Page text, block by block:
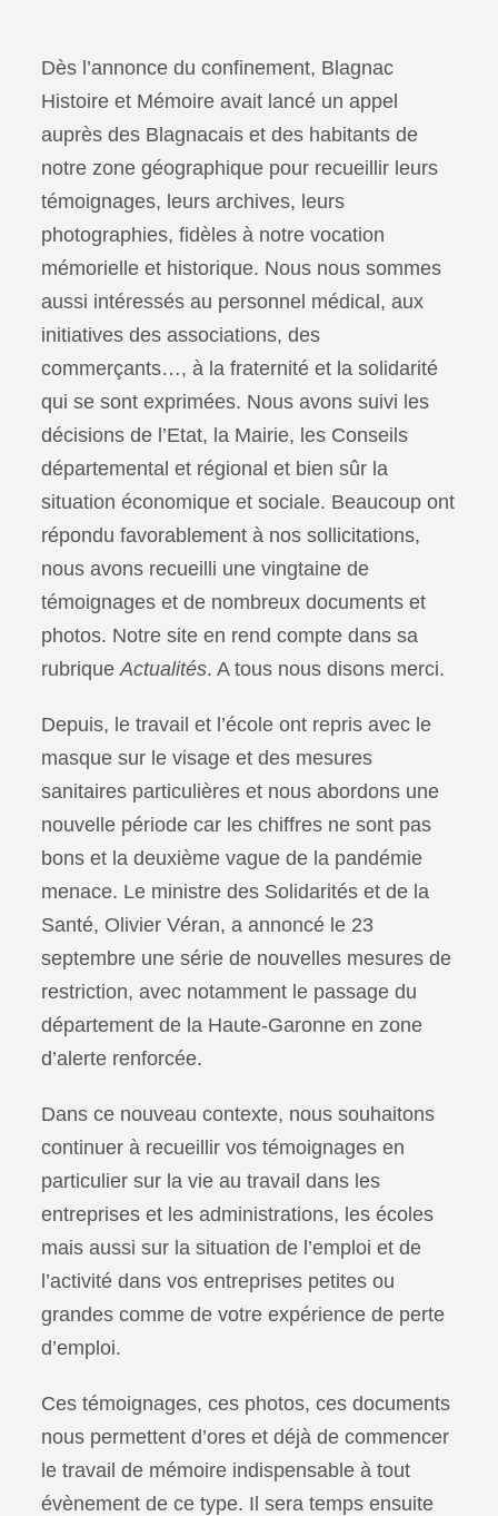
Dès l’annonce du confinement, Blagnac
Histoire et Mémoire avait lancé un appel
auprès des Blagnacais et des habitants de
notre zone géographique pour recueillir leurs
témoignages, leurs archives, leurs
photographies, fidèles à notre vocation
mémorielle et historique. Nous nous sommes
aussi intéressés au personnel médical, aux
initiatives des associations, des
commerçants…, à la fraternité et la solidarité
qui se sont exprimées. Nous avons suivi les
décisions de l’Etat, la Mairie, les Conseils
départemental et régional et bien sûr la
situation économique et sociale. Beaucoup ont
répondu favorablement à nos sollicitations,
nous avons recueilli une vingtaine de
témoignages et de nombreux documents et
photos. Notre site en rend compte dans sa
rubriqueActualités. A tous nous disons merci.
Depuis, le travail et l’école ont repris avec le
masque sur le visage et des mesures
sanitaires particulières et nous abordons une
nouvelle période car les chiffres ne sont pas
bons et la deuxième vague de la pandémie
menace. Le ministre des Solidarités et de la
Santé, Olivier Véran, a annoncé le 23
septembre une série de nouvelles mesures de
restriction, avec notamment le passage du
département de la Haute-Garonne en zone
d’alerte renforcée.
Dans ce nouveau contexte, nous souhaitons
continuer à recueillir vos témoignages en
particulier sur la vie au travail dans les
entreprises et les administrations, les écoles
mais aussi sur la situation de l’emploi et de
l’activité dans vos entreprises petites ou
grandes comme de votre expérience de perte
d’emploi.
Ces témoignages, ces photos, ces documents
nous permettent d’ores et déjà de commencer
le travail de mémoire indispensable à tout
évènement de ce type. Il sera temps ensuite